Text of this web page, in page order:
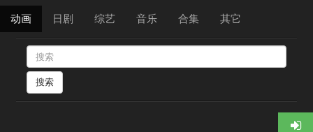
动画 日剧 综艺 音乐 合集 其它
搜索